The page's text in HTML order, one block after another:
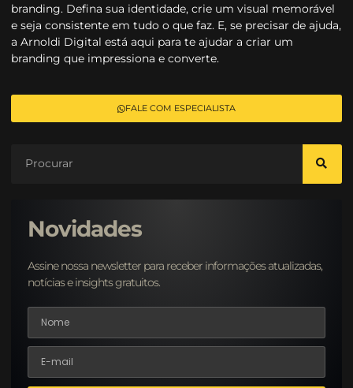
branding. Defina sua identidade, crie um visual memorável
e seja consistente em tudo o que faz. E, se precisar de ajuda,
a Arnoldi Digital está aqui para te ajudar a criar um
branding que impressiona e converte.
FALE COM ESPECIALISTA
Novidades
Assine nossa newsletter para receber informações atualizadas,
notícias e insights gratuitos.